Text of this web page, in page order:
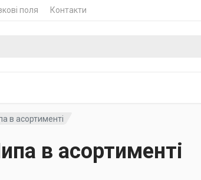
поля Контакти
в асортименті
в асортименті